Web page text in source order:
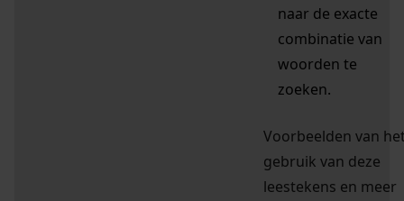
naar de exacte
combinatie van
woorden te
zoeken.
Voorbeelden van
gebruik van deze
leestekens en meer